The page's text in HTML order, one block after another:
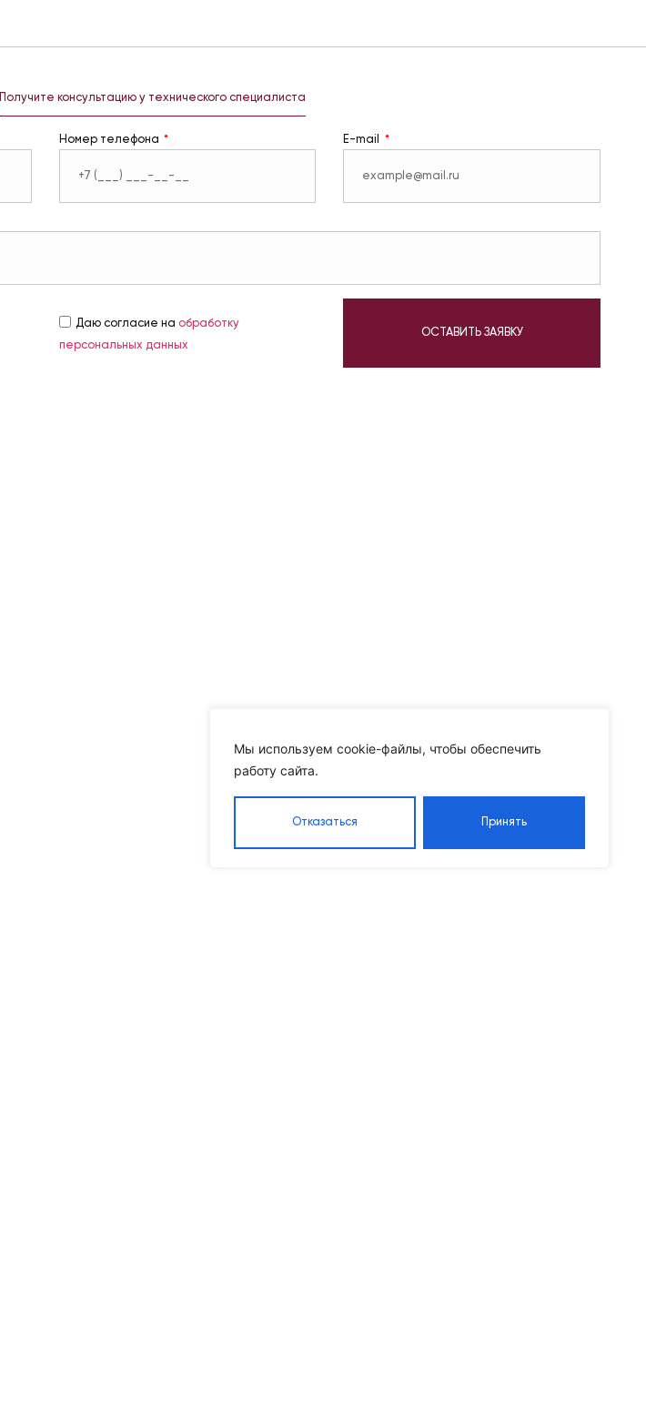
Мы используем cookie-файлы, чтобы обеспечить
работу сайта.
Отказаться Принять
Получите консультацию у технического специалиста
Номер телефона E-mail
Даю согласие на обработку
персональных данных
ОСТАВИТЬ ЗАЯВКУ